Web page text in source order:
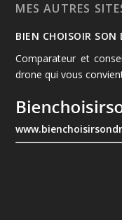
MES AUTRES
BIEN CHOISOIR SON
Comparateur et
drone qui vous